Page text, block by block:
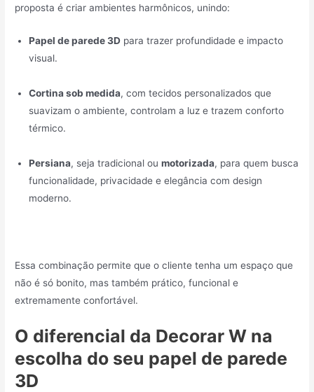
proposta é criar ambientes harmônicos, unindo:
Papel de parede 3D para trazer profundidade e impacto
visual.
Cortina sob medida, com tecidos personalizados que
suavizam o ambiente, controlam a luz e trazem conforto
térmico.
Persiana, seja tradicional oumotorizada, para quem busca
funcionalidade, privacidade e elegância com design
moderno.
Essa combinação permite que o cliente tenha um espaço que
não é só bonito, mas também prático, funcional e
extremamente confortável.
O diferencial da Decorar W na
escolha do seu papel de parede
3D